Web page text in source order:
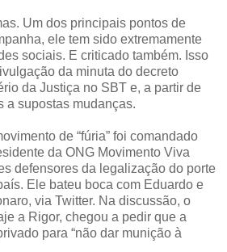
Um dos principais pontos de
ele tem sido extremamente
sociais. E criticado também. Isso
da minuta do decreto
da Justiça no SBT e, a partir de
a supostas mudanças.
de “fúria” foi comandado
da ONG Movimento Viva
defensores da legalização do porte
Ele bateu boca com Eduardo e
via Twitter. Na discussão, o
a Rigor, chegou a pedir que a
para “não dar munição à